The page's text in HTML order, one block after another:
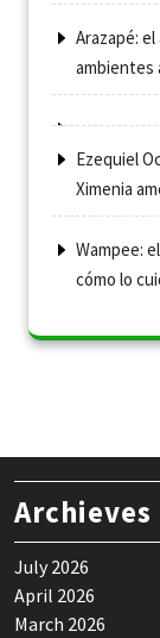
Arazapé:
ambientes
Ezequiel
Ximenia
Wampee:
cómo lo
Archieves
July 2026
April 2026
March 2026